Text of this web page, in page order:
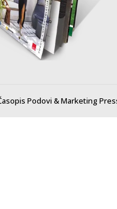
Podovi & Marketing